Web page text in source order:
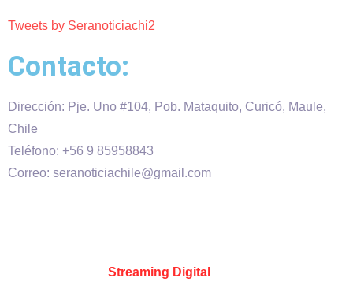
Tweets by Seranoticiachi2
Contacto:
Dirección: Pje. Uno #104, Pob. Mataquito, Curicó, Maule,
Chile
Teléfono: +56 9 85958843
Correo: seranoticiachile@gmail.com
Streaming Digital